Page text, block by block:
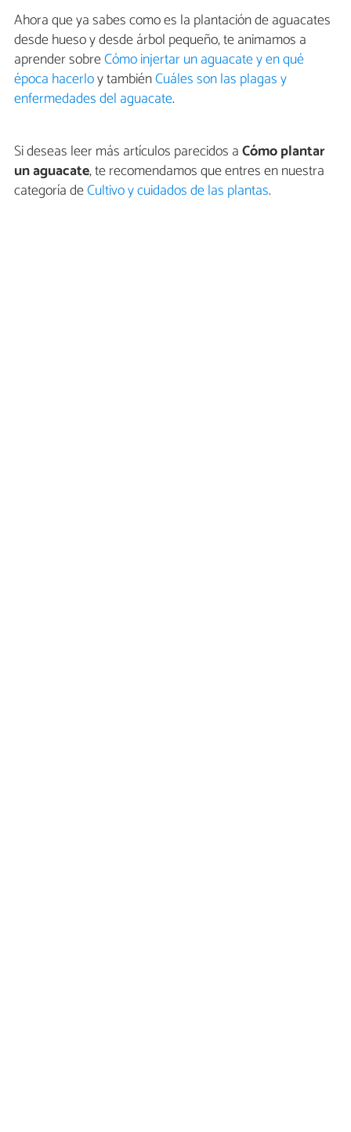
Ahora que ya sabes como es la plantación de aguacates
desde hueso y desde árbol pequeño, te animamos a
aprender sobreCómo injertar un aguacate y en qué
época hacerloy tambiénCuáles son las plagas y
enfermedades del aguacate.
Si deseas leer más artículos parecidos aCómo plantar
un aguacate, te recomendamos que entres en nuestra
categoría deCultivo y cuidados de las plantas.